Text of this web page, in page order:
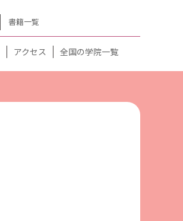
書籍一覧
アクセス 全国の学院一覧